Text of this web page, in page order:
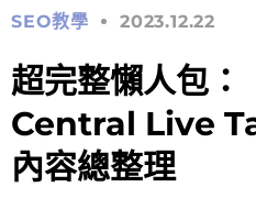
SEO教學 2023.12.22
超完整懶人包
Central Live
內容總整理